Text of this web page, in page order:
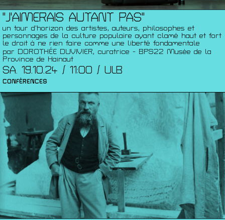
"J'AIMERAIS AUTANT PAS"
un tour d’horizon des artistes, auteurs, philosophes et
personnages de la culture populaire ayant clamé haut et fort
le droit à ne rien faire comme une liberté fondamentale
par DOROTHÉE DUVIVIER, curatrice - BPS22 Musée de la
Province de Hainaut
SA. 19.10.24 / 11:00 / ULB
CONFÉRENCES